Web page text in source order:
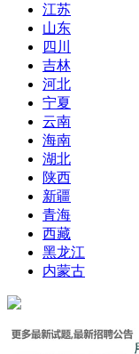
江苏
山东
四川
吉林
河北
宁夏
云南
海南
湖北
陕西
新疆
青海
西藏
黑龙江
内蒙古